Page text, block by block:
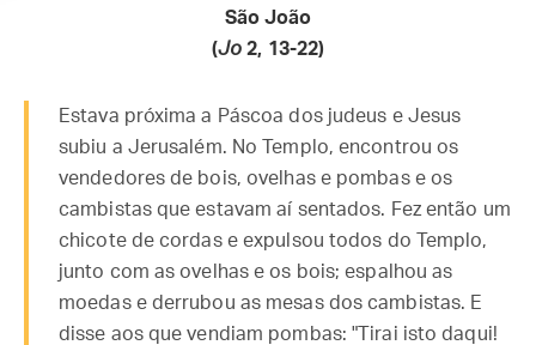
São João
(Jo 2, 13-22)
Estava próxima a Páscoa dos judeus e Jesus
subiu a Jerusalém. No Templo, encontrou os
vendedores de bois, ovelhas e pombas e os
cambistas que estavam aí sentados. Fez então um
chicote de cordas e expulsou todos do Templo,
junto com as ovelhas e os bois; espalhou as
moedas e derrubou as mesas dos cambistas. E
disse aos que vendiam pombas: "Tirai isto daqui!